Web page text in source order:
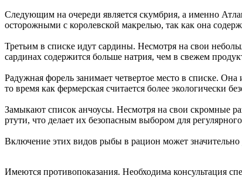
Следующим на очереди является скумбрия, а именно
осторожными с королевской макрелью, так как она
Третьим в списке идут сардины. Несмотря на свои
сардинах содержится больше натрия, чем в свежем
Радужная форель занимает четвертое место в списке.
то время как фермерская считается более экологически
Замыкают список анчоусы. Несмотря на свои скромные
ртути, что делает их безопасным выбором для
Включение этих видов рыбы в рацион может
Имеются противопоказания. Необходима консультация